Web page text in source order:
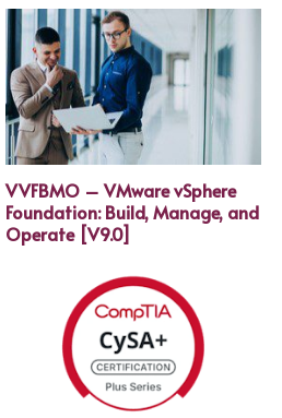
VVFBMO – VMware vSphere
Foundation: Build, Manage, and
Operate [V9.0]